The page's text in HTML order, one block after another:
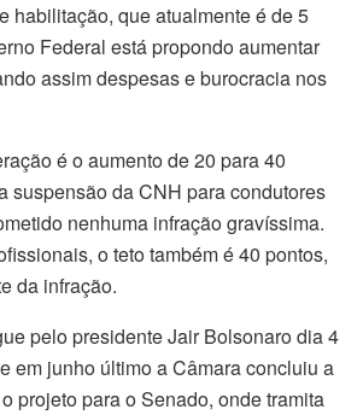
habilitação, que atualmente é de 5
Federal está propondo aumentar
assim despesas e burocracia nos
é o aumento de 20 para 40
suspensão da CNH para condutores
nenhuma infração gravíssima.
o teto também é 40 pontos,
da infração.
pelo presidente Jair Bolsonaro dia 4
em junho último a Câmara concluiu a
projeto para o Senado, onde tramita